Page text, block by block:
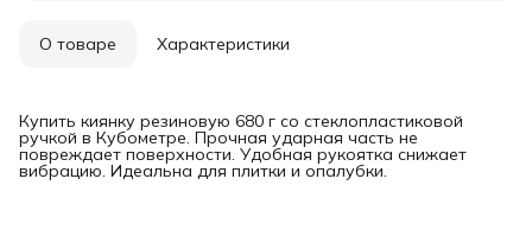
О товаре Характеристики
Купить киянку резиновую 680 г со стеклопластиковой
ручкой в Кубометре. Прочная ударная часть не
повреждает поверхности. Удобная рукоятка снижает
вибрацию. Идеальна для плитки и опалубки.